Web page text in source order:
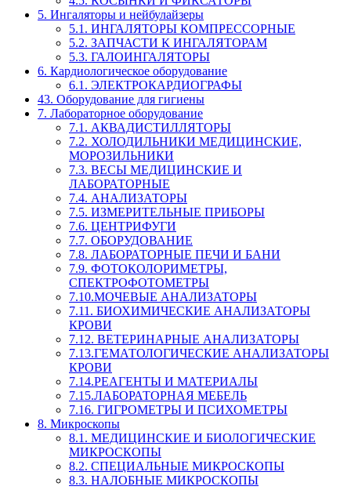
5. Ингаляторы и нейбулайзеры
5.1. ИНГАЛЯТОРЫ КОМПРЕССОРНЫЕ
5.2. ЗАПЧАСТИ К ИНГАЛЯТОРАМ
5.3. ГАЛОИНГАЛЯТОРЫ
6. Кардиологическое оборудование
6.1. ЭЛЕКТРОКАРДИОГРАФЫ
43. Оборудование для гигиены
7. Лабораторное оборудование
7.1. АКВАДИСТИЛЛЯТОРЫ
7.2. ХОЛОДИЛЬНИКИ МЕДИЦИНСКИЕ,
МОРОЗИЛЬНИКИ
7.3. ВЕСЫ МЕДИЦИНСКИЕ И
ЛАБОРАТОРНЫЕ
7.4. АНАЛИЗАТОРЫ
7.5. ИЗМЕРИТЕЛЬНЫЕ ПРИБОРЫ
7.6. ЦЕНТРИФУГИ
7.7. ОБОРУДОВАНИЕ
7.8. ЛАБОРАТОРНЫЕ ПЕЧИ И БАНИ
7.9. ФОТОКОЛОРИМЕТРЫ,
СПЕКТРОФОТОМЕТРЫ
7.10.МОЧЕВЫЕ АНАЛИЗАТОРЫ
7.11. БИОХИМИЧЕСКИЕ АНАЛИЗАТОРЫ
КРОВИ
7.12. ВЕТЕРИНАРНЫЕ АНАЛИЗАТОРЫ
7.13.ГЕМАТОЛОГИЧЕСКИЕ АНАЛИЗАТОРЫ
КРОВИ
7.14.РЕАГЕНТЫ И МАТЕРИАЛЫ
7.15.ЛАБОРАТОРНАЯ МЕБЕЛЬ
7.16. ГИГРОМЕТРЫ И ПСИХОМЕТРЫ
8. Микроскопы
8.1. МЕДИЦИНСКИЕ И БИОЛОГИЧЕСКИЕ
МИКРОСКОПЫ
8.2. СПЕЦИАЛЬНЫЕ МИКРОСКОПЫ
8.3. НАЛОБНЫЕ МИКРОСКОПЫ